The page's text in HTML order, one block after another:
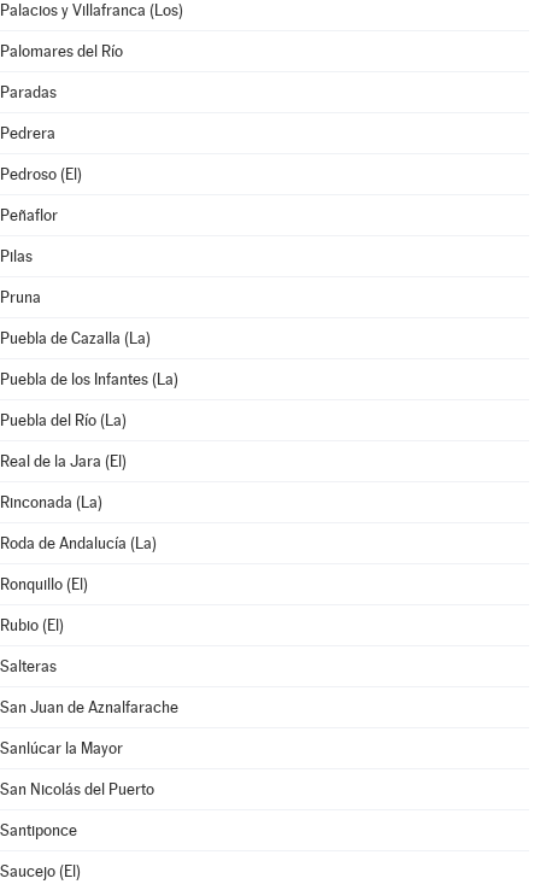
Palacios y Villafranca (Los)
Palomares del Río
Paradas
Pedrera
Pedroso (El)
Peñaflor
Pilas
Pruna
Puebla de Cazalla (La)
Puebla de los Infantes (La)
Puebla del Río (La)
Real de la Jara (El)
Rinconada (La)
Roda de Andalucía (La)
Ronquillo (El)
Rubio (El)
Salteras
San Juan de Aznalfarache
Sanlúcar la Mayor
San Nicolás del Puerto
Santiponce
Saucejo (El)